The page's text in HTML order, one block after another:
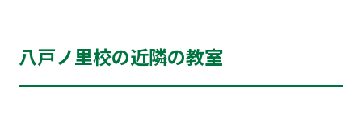
八戸ノ里校の近隣の教室